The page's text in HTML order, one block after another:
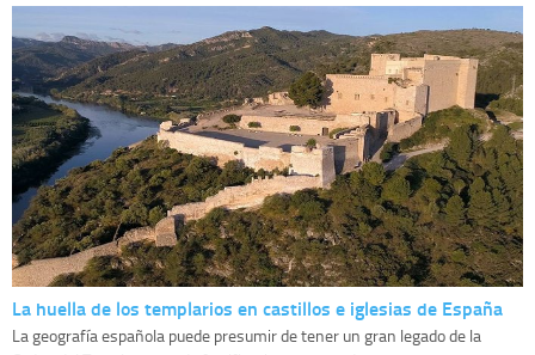
La huella de los templarios en castillos e iglesias de España
La geografía española puede presumir de tener un gran legado de la